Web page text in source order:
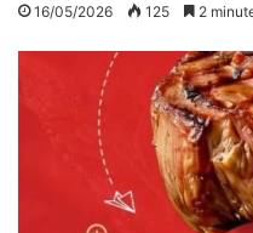
16/05/2026 125 2